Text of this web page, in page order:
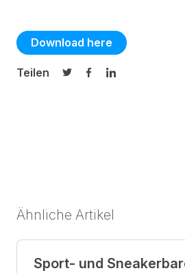
Download here
Teilen
Auf Twitter teilen
Auf Facebook teilen
Auf LinkedIn
Ähnliche Artikel
Sport- und